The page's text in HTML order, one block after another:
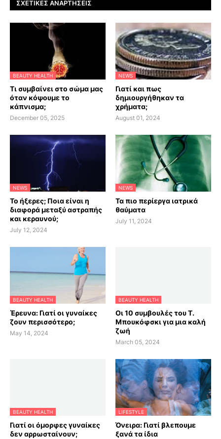
ΣΧΕΤΙΚΈΣ ΑΝΑΡΤΉΣΕΙΣ
BEAUTY HEALTH
Τι συμβαίνει στο σώμα μας
όταν κόψουμε το
κάπνισμα;
December 05, 2025
NEWS
Γιατί και πως
δημιουργήθηκαν τα
χρήματα;
August 01, 2024
NEWS
Το ήξερες; Ποια είναι η
διαφορά μεταξύ αστραπής
και κεραυνού;
July 12, 2024
NEWS
Τα πιο περίεργα ιατρικά
θαύματα
July 11, 2024
BEAUTY HEALTH
Έρευνα: Γιατί οι γυναίκες
ζουν περισσότερο;
May 14, 2024
BEAUTY HEALTH
Οι 10 συμβουλές του Τ.
Μπουκόφσκι για μια καλή
ζωή
March 05, 2024
BEAUTY HEALTH
Γιατί οι όμορφες γυναίκες
δεν αρρωσταίνουν;
LIFESTYLE
Όνειρα: Γιατί βλεπουμε
ξανά τα ίδια